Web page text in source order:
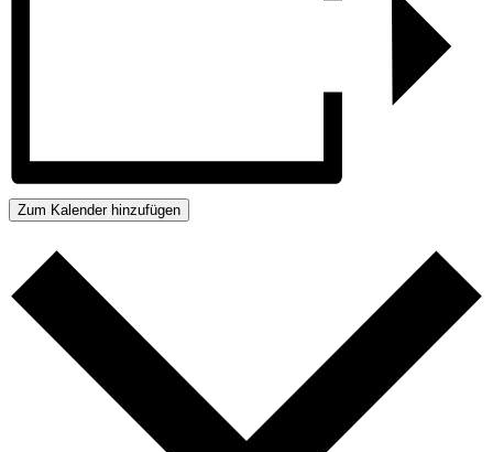
Zum Kalender hinzufügen